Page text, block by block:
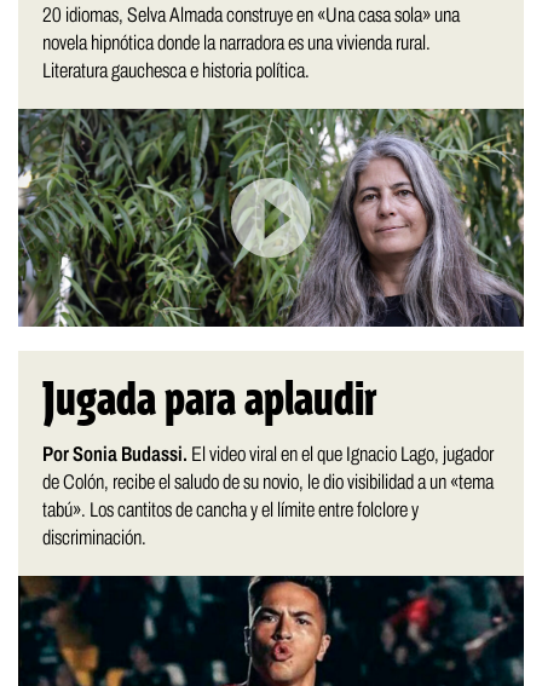
20 idiomas, Selva Almada construye en «Una casa sola» una
novela hipnótica donde la narradora es una vivienda rural.
Literatura gauchesca e historia política.
Jugada para aplaudir
Por Sonia Budassi. El video viral en el que Ignacio Lago, jugador
de Colón, recibe el saludo de su novio, le dio visibilidad a un «tema
tabú». Los cantitos de cancha y el límite entre folclore y
discriminación.